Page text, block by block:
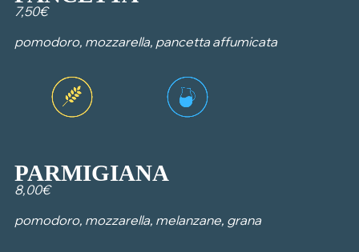
7,50€
pomodoro, mozzarella, pancetta affumicata
PARMIGIANA
8,00€
pomodoro, mozzarella, melanzane, grana